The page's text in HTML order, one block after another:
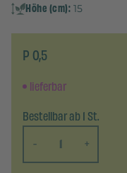
Höhe (cm): 15
P 0,5
lieferbar
Bestellbar ab 1 St.
-
+